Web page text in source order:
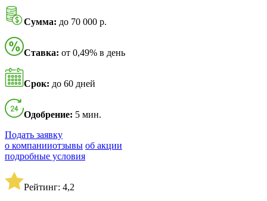
Сумма: до 70 000 р.
Ставка: от 0,49% в день
Срок: до 60 дней
Одобрение: 5 мин.
Подать заявку
о компанииотзывы об акции
подробные условия
Рейтинг: 4,2